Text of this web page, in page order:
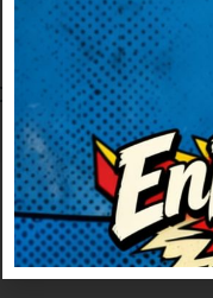
ha animado
quedo con
ánimo por